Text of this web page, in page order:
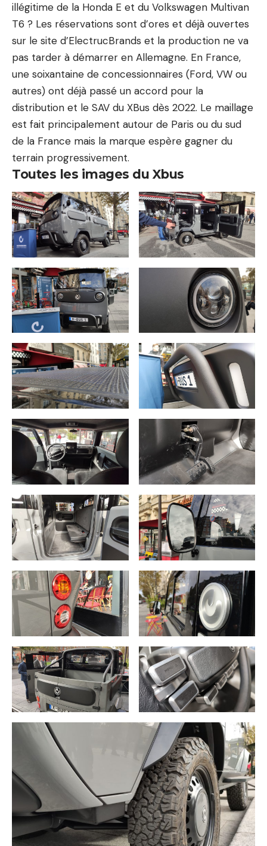
illégitime de la Honda E et du Volkswagen Multivan
T6 ? Les réservations sont d’ores et déjà ouvertes
sur le site d’ElectrucBrands et la production ne va
pas tarder à démarrer en Allemagne. En France,
une soixantaine de concessionnaires (Ford, VW ou
autres) ont déjà passé un accord pour la
distribution et le SAV du XBus dès 2022. Le maillage
est fait principalement autour de Paris ou du sud
de la France mais la marque espère gagner du
terrain progressivement.
Toutes les images du Xbus